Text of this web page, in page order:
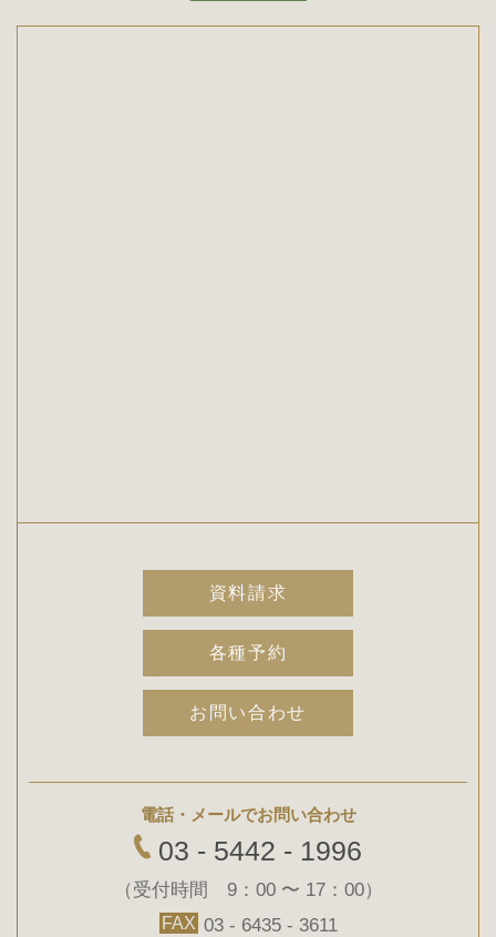
資料請求
各種予約
お問い合わせ
電話・メールでお問い合わせ
03 - 5442 - 1996
（受付時間 9：00 〜 17：00）
FAX 03 - 6435 - 3611